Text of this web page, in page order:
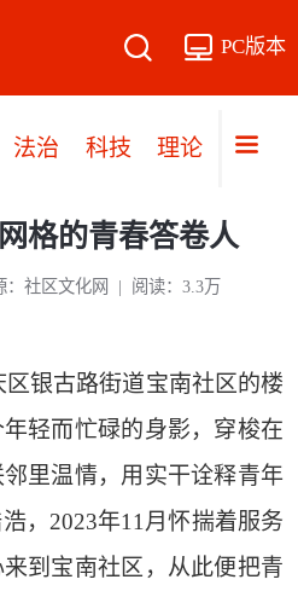
PC版本
法治 科技 理论 党建
格的青春答卷人
：社区文化网 | 阅读：3.3万
银古路街道宝南社区的楼
轻而忙碌的身影，穿梭在
里温情，用实干诠释青年
，2023年11月怀揣着服务
到宝南社区，从此便把青